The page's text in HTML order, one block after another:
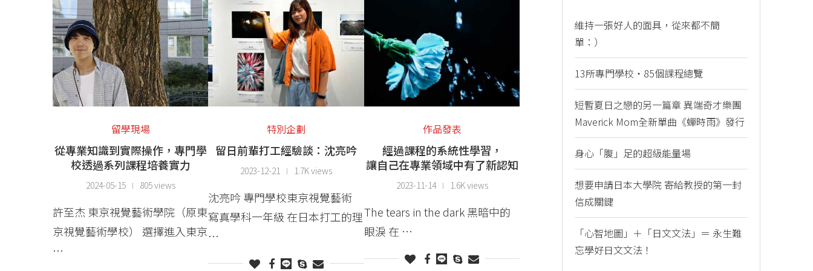
留學現場
從專業知識到實際操作，專門學
校透過系列課程培養實力
2024-05-15 805 views
許至杰 東京視覺藝術學院（原東
京視覺藝術學校） 選擇進入東京
…
特別企劃
留日前輩打工經驗談：沈亮吟
2023-12-21 1.7K views
沈亮吟 專門學校東京視覺藝術
寫真學科一年級 在日本打工的理
…
作品發表
經過課程的系統性學習，
讓自己在專業領域中有了新認知
2023-11-14 1.6K views
The tears in the dark 黑暗中的
眼淚 在 …
維持一張好人的面具，從來都不簡
單：）
13所專門學校・85個課程總覽
短暫夏日之戀的另一篇章 異端奇才樂團
Maverick Mom全新單曲《蟬時雨》發行
身心「腹」足的超級能量場
想要申請日本大學院 寄給教授的第一封
信成關鍵
「心智地圖」＋「日文文法」＝ 永生難
忘學好日文文法！